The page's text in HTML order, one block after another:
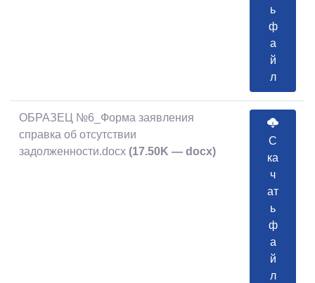
ь
ф
а
й
л
ОБРАЗЕЦ №6_Форма заявления
справка об отсутствии
задолженности.docx (17.50K — docx)
С
ка
ч
ат
ь
ф
а
й
л